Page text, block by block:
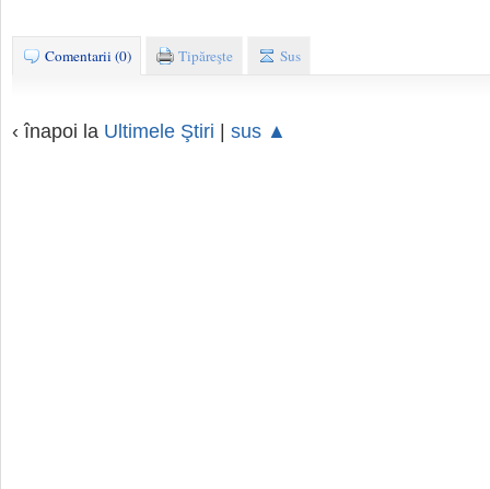
Comentarii (0) Tipăreşte Sus
‹ înapoi la Ultimele Ştiri sus ▲